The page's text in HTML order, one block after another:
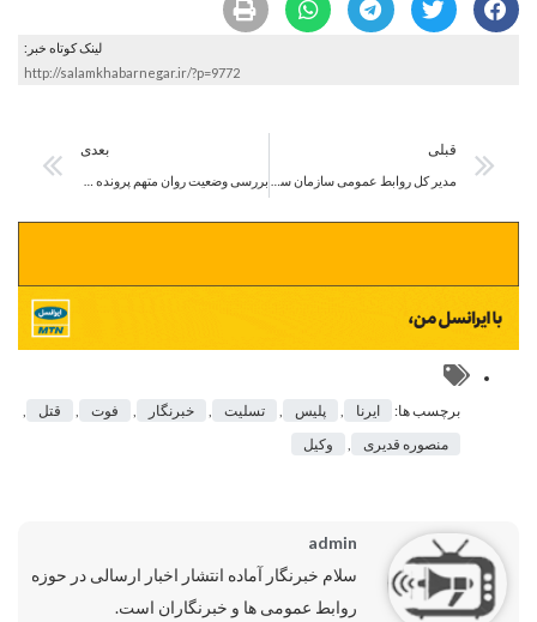
لینک کوتاه خبر:
http://salamkhabarnegar.ir/?p=9772
قبلی بعدی
برچسب ها: ایرنا , پلیس , تسلیت , خبرنگار , فوت , قتل
,
منصوره قدیری
, وکیل
admin
سلام خبرنگار آماده انتشار اخبار ارسالی در حوزه
روابط عمومی ها و خبرنگاران است.